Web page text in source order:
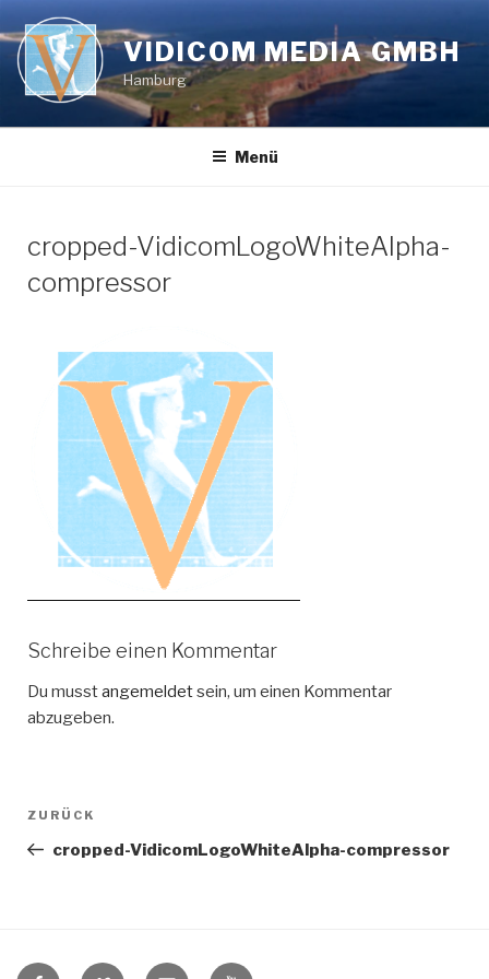
Inhalt
springen
VIDICOM MEDIA GMBH
Hamburg
Menü
cropped-VidicomLogoWhiteAlpha-
compressor
Schreibe einen Kommentar
Du musstangemeldetsein, um einen Kommentar
abzugeben.
Beitragsnavigation
Vorheriger
Beitrag
ZURÜCK
cropped-VidicomLogoWhiteAlpha-compressor
VIDICOMVIDICOM
E- VIDICOM